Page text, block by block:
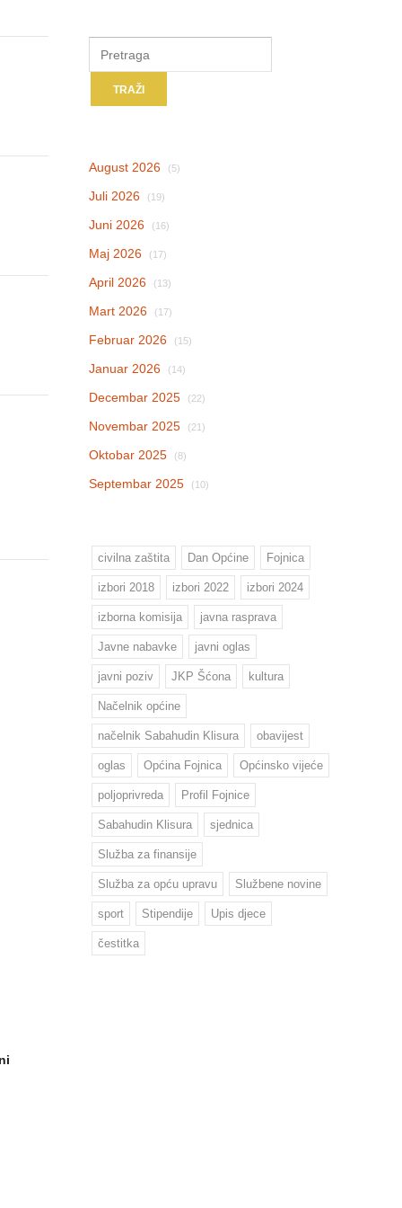
August 2026 (5)
Juli 2026 (19)
Juni 2026 (16)
Maj 2026 (17)
April 2026 (13)
Mart 2026 (17)
Februar 2026 (15)
Januar 2026 (14)
Decembar 2025 (22)
Novembar 2025 (21)
Oktobar 2025 (8)
Septembar 2025 (10)
civilna zaštita Dan Općine Fojnica
izbori 2018 izbori 2022 izbori 2024
izborna komisija javna rasprava
Javne nabavke javni oglas
javni poziv JKP Šćona kultura
Načelnik općine
načelnik Sabahudin Klisura obavijest
oglas Općina Fojnica Općinsko vijeće
poljoprivreda Profil Fojnice
Sabahudin Klisura sjednica
Služba za finansije
Služba za opću upravu Službene novine
sport Stipendije Upis djece
čestitka